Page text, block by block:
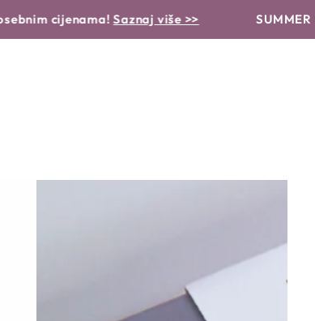
Saznaj više >> SUMMER SALE: